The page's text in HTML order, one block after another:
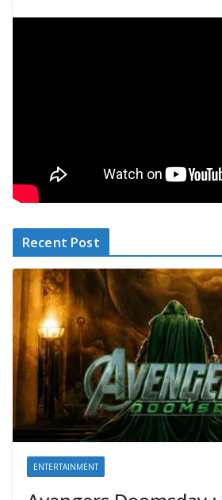
Recent Post
ENTERTAINMENT